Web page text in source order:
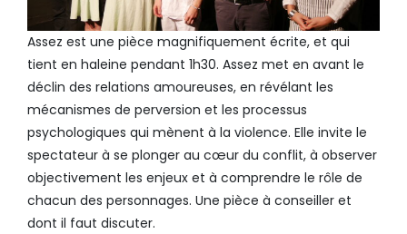
Assez est une pièce magnifiquement écrite, et qui
tient en haleine pendant 1h30. Assez met en avant le
déclin des relations amoureuses, en révélant les
mécanismes de perversion et les processus
psychologiques qui mènent à la violence. Elle invite le
spectateur à se plonger au cœur du conflit, à observer
objectivement les enjeux et à comprendre le rôle de
chacun des personnages. Une pièce à conseiller et
dont il faut discuter.